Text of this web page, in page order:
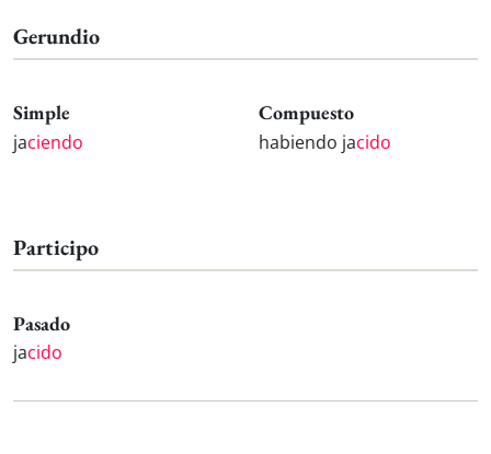
Gerundio
Simple
jaciendo
Compuesto
habiendo jacido
Participo
Pasado
jacido